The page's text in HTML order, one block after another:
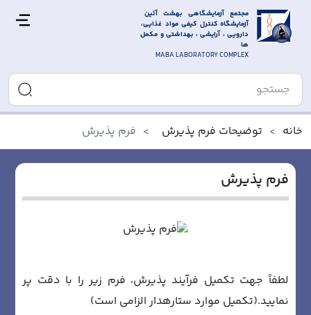
مجتمع آزمایشگاهی بهشت آئین
آزمایشگاه کنترل کیفی مواد غذایی،
دارویی ، آرایشی ، بهداشتی و مکمل
ها
MABA LABORATORY COMPLEX
خانه توضیحات فرم پذیرش فرم پذیرش
فرم پذیرش
لطفاً جهت تکمیل فرآیند پذیرش، فرم زیر را با دقت پر
نمایید.(تکمیل موارد ستارهدار الزامی است)